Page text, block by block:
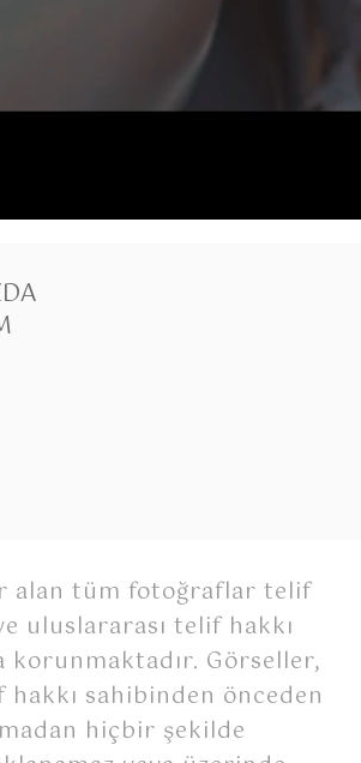
alan tüm fotoğraflar telif
uluslararası telif hakkı
korunmaktadır. Görseller,
sahibinden önceden
hiçbir şekilde